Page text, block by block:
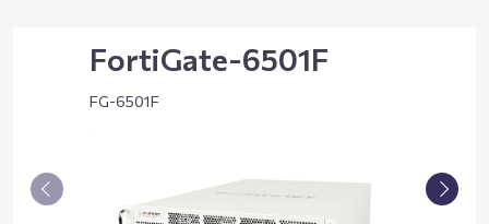
FortiGate-6501F
FG-6501F